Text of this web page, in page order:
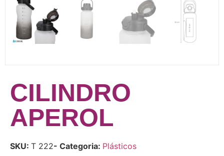
CILINDRO
APEROL
SKU: T 222- Categoria: Plásticos